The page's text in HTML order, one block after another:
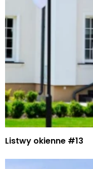
Listwy okienne #13